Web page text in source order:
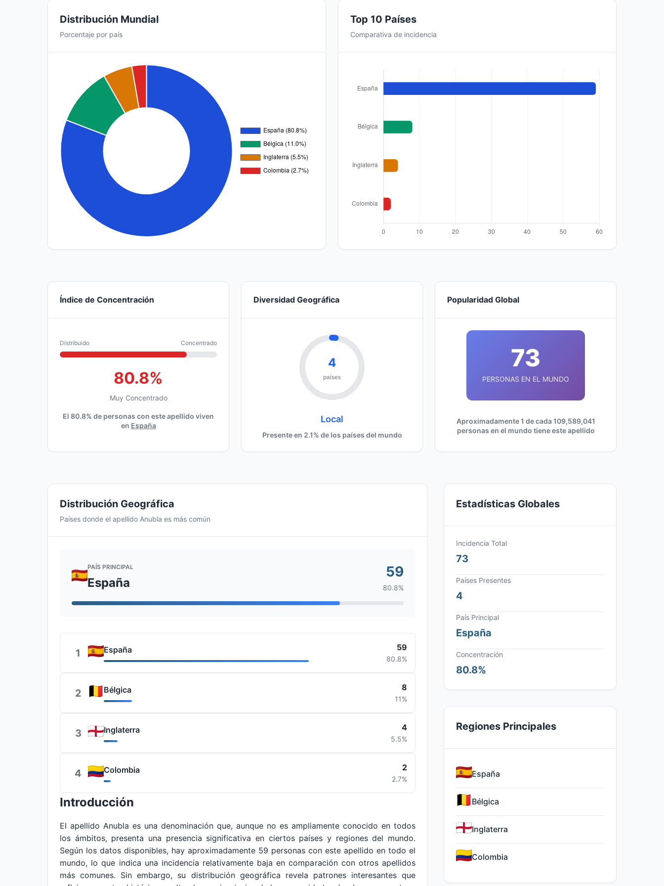
Distribución Mundial
Porcentaje por país
Top 10 Países
Comparativa de incidencia
Índice de Concentración
Distribuido Concentrado
80.8%
Muy Concentrado
El 80.8% de personas con este apellido viven
en España
Diversidad Geográfica
4
países
Local
Presente en 2.1% de los países del mundo
Popularidad Global
73
PERSONAS EN EL MUNDO
Aproximadamente 1 de cada 109,589,041
personas en el mundo tiene este apellido
Distribución Geográfica
Países donde el apellido Anubla es más común
PAÍS PRINCIPAL
España
59
80.8%
1 España 59
80.8%
2 Bélgica 8
11%
3 Inglaterra 4
5.5%
4 Colombia 2
2.7%
Introducción
El apellido Anubla es una denominación que, aunque no es ampliamente conocido en todos
los ámbitos, presenta una presencia significativa en ciertos países y regiones del mundo.
Según los datos disponibles, hay aproximadamente 59 personas con este apellido en todo el
mundo, lo que indica una incidencia relativamente baja en comparación con otros apellidos
más comunes. Sin embargo, su distribución geográfica revela patrones interesantes que
Estadísticas Globales
Incidencia Total
73
Países Presentes
4
País Principal
España
Concentración
80.8%
Regiones Principales
España
Bélgica
Inglaterra
Colombia